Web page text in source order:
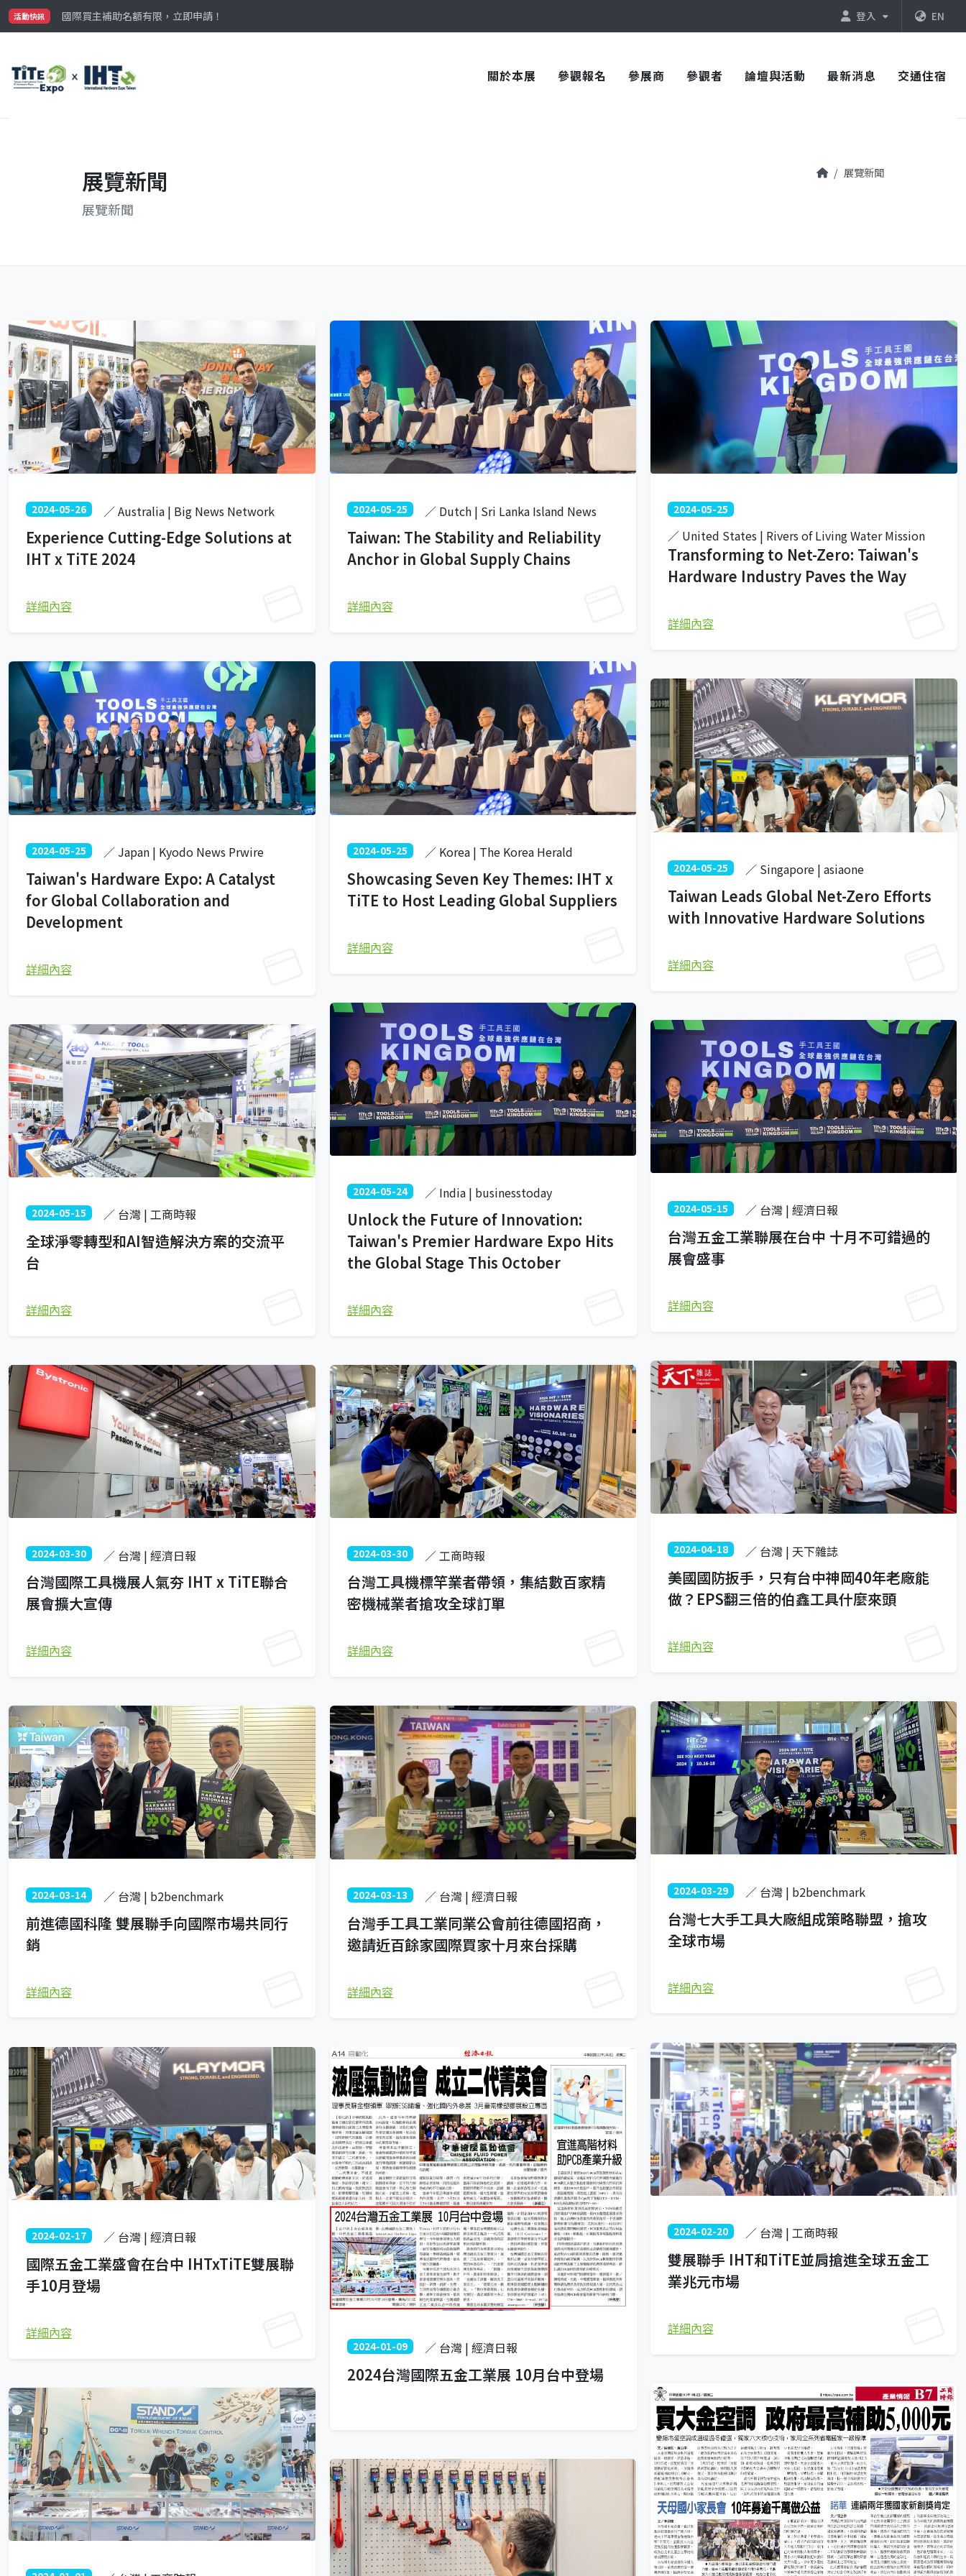
活動快訊
參觀門票開放申請中‼️
最大規模台灣五金展TiTE x IHT，2026/10/20-22與您在臺中國際會展中心再次相見！
登入 EN
關於本展 參觀報名 參展商 參觀者 論壇與活動 最新消息 交通住宿
展覽新聞
展覽新聞
展覽新聞
2024-05-26 ／ Australia | Big News Network
Experience Cutting-Edge Solutions at
IHT x TiTE 2024
詳細內容
2024-05-25 ／ Dutch | Sri Lanka Island News
Taiwan: The Stability and Reliability
Anchor in Global Supply Chains
詳細內容
2024-05-25
／ United States | Rivers of Living Water Mission
Transforming to Net-Zero: Taiwan's
Hardware Industry Paves the Way
詳細內容
2024-05-25 ／ Japan | Kyodo News Prwire
Taiwan's Hardware Expo: A Catalyst
for Global Collaboration and
Development
詳細內容
2024-05-25 ／ Korea | The Korea Herald
Showcasing Seven Key Themes: IHT x
TiTE to Host Leading Global Suppliers
詳細內容
2024-05-25 ／ Singapore | asiaone
Taiwan Leads Global Net-Zero Efforts
with Innovative Hardware Solutions
詳細內容
2024-05-24 ／ India | businesstoday
Unlock the Future of Innovation:
Taiwan's Premier Hardware Expo Hits
the Global Stage This October
詳細內容
2024-05-15 ／ 台灣 | 經濟日報
台灣五金工業聯展在台中 十月不可錯過的
展會盛事
詳細內容
2024-05-15 ／ 台灣 | 工商時報
全球淨零轉型和AI智造解決方案的交流平
台
詳細內容
2024-04-18 ／ 台灣 | 天下雜誌
美國國防扳手，只有台中神岡40年老廠能
做？EPS翻三倍的伯鑫工具什麼來頭
詳細內容
2024-03-30 ／ 台灣 | 經濟日報
台灣國際工具機展人氣夯 IHT x TiTE聯合
展會擴大宣傳
詳細內容
2024-03-30 ／ 工商時報
台灣工具機標竿業者帶領，集結數百家精
密機械業者搶攻全球訂單
詳細內容
2024-03-29 ／ 台灣 | b2benchmark
台灣七大手工具大廠組成策略聯盟，搶攻
全球市場
詳細內容
2024-03-14 ／ 台灣 | b2benchmark
前進德國科隆 雙展聯手向國際市場共同行
銷
詳細內容
2024-03-13 ／ 台灣 | 經濟日報
台灣手工具工業同業公會前往德國招商，
邀請近百餘家國際買家十月來台採購
詳細內容
2024-02-20 ／ 台灣 | 工商時報
雙展聯手 IHT和TiTE並肩搶進全球五金工
業兆元市場
詳細內容
2024-02-17 ／ 台灣 | 經濟日報
國際五金工業盛會在台中 IHTxTiTE雙展聯
手10月登場
詳細內容
2024-01-09 ／ 台灣 | 經濟日報
2024台灣國際五金工業展 10月台中登場